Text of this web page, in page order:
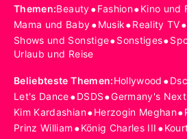
Themen:Beauty•Fashion•Kino und
Mama und Baby•Musik•Reality TV•
Shows und Sonstige•Sonstiges•
Urlaub und Reise
Beliebteste Themen:Hollywood •
Let's Dance•DSDS•Germany's
Kim Kardashian•Herzogin Meghan•
Prinz William •König Charles III •